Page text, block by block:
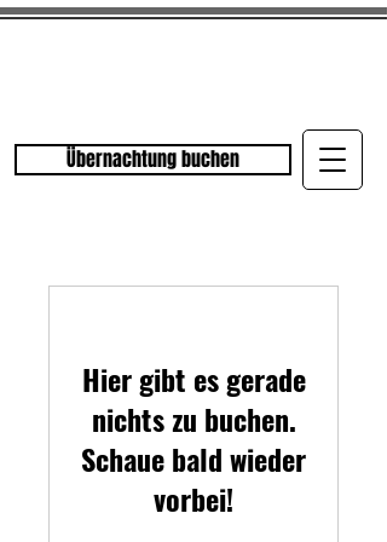
Übernachtung buchen
Hier gibt es gerade
nichts zu buchen.
Schaue bald wieder
vorbei!